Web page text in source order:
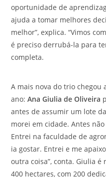
oportunidade de
ajuda a tomar melhores
melhor”, explica. “Vimos
é preciso derrubá-la para
completa.
A mais nova do trio chegou
ano:Ana Giulia de Oliveira
antes de assumir um lote
morei em cidade. Antes
Entrei na faculdade de
ia gostar. Entrei e me
outra coisa”, conta. Giulia
400 hectares, com 200